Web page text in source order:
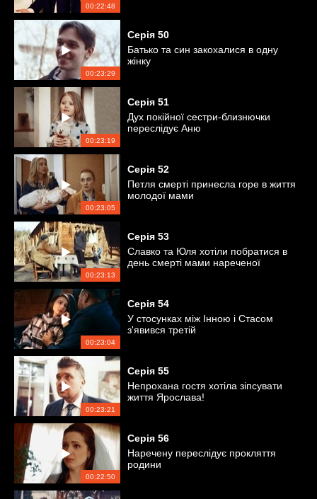
00:22:48
00:23:29
Серія 50
Батько та син закохалися в одну
жінку
00:23:19
Серія 51
Дух покійної сестри-близнючки
переслідує Аню
00:23:05
Серія 52
Петля смерті принесла горе в життя
молодої мами
00:23:13
Серія 53
Славко та Юля хотіли побратися в
день смерті мами нареченої
00:23:04
Серія 54
У стосунках між Інною і Стасом
з'явився третій
00:23:21
Серія 55
Непрохана гостя хотіла зіпсувати
життя Ярослава!
00:22:50
Серія 56
Наречену переслідує прокляття
родини